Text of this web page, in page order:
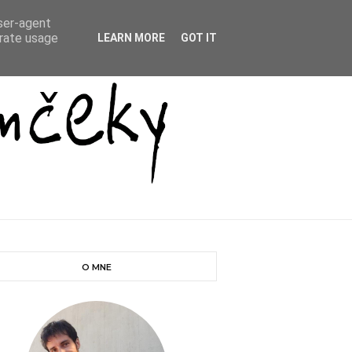
O MNE
agent
usage
LEARN MORE GOT IT